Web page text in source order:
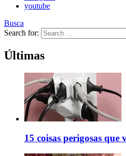
youtube
Busca
Search for:
Últimas
15 coisas perigosas que